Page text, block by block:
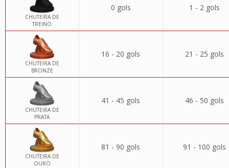
CHUTEIRA DE
TREINO
0 gols 1 - 2 gols
CHUTEIRA DE
BRONZE
16 - 20 gols 21 - 25 gols
CHUTEIRA DE
PRATA
41 - 45 gols 46 - 50 gols
CHUTEIRA DE
OURO
81 - 90 gols 91 - 100 gols